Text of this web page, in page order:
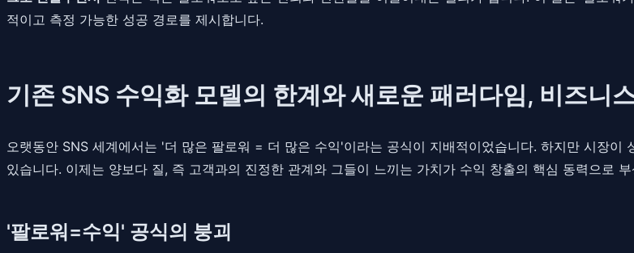
적이고 측정 가능한 성공 경로를 제시합니다.
기존 SNS 수익화 모델의 한계와 새로운 패러다임, 비즈니
오랫동안 SNS 세계에서는 '더 많은 팔로워 = 더 많은 수익'이라는 공식이 지배적이었습니다. 하지만 시장
있습니다. 이제는 양보다 질, 즉 고객과의 진정한 관계와 그들이 느끼는 가치가 수익 창출의 핵심 동력으로
'팔로워=수익' 공식의 붕괴